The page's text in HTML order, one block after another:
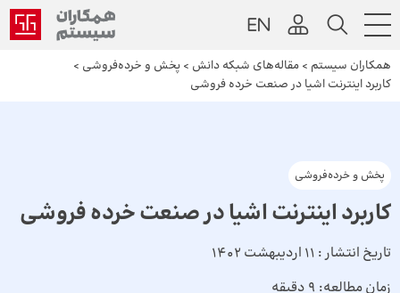
همکاران سیستم > مقاله‌های شبکه دانش > پخش و خرده‌فروشی >
کاربرد اینترنت اشیا در صنعت خرده فروشی
پخش و خرده‌فروشی
کاربرد اینترنت اشیا در صنعت خرده فروشی
تاریخ انتشار : 11 اردیبهشت 1402
زمان مطالعه: 9 دقیقه